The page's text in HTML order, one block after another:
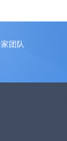
团队